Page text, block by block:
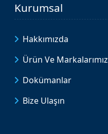
Kurumsal
Hakkımızda
Ürün Ve Markalarımız
Dokümanlar
Bize Ulaşın